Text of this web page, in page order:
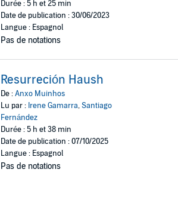
Durée : 5 h et 25 min
Date de publication : 30/06/2023
Langue : Espagnol
Pas de notations
Resurreción Haush
De :Anxo Muinhos
Lu par : Irene Gamarra,Santiago
Fernández
Durée : 5 h et 38 min
Date de publication : 07/10/2025
Langue : Espagnol
Pas de notations